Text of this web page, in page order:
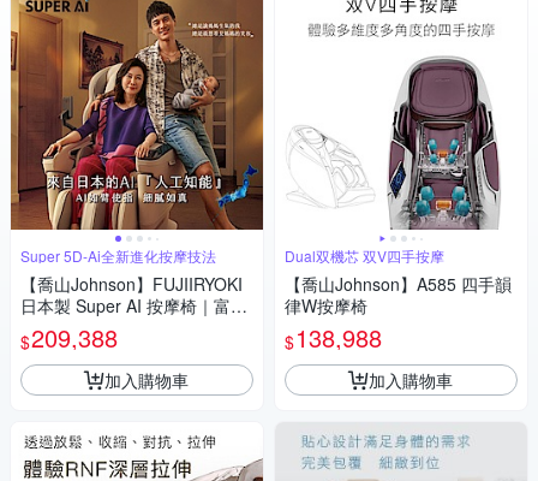
Super 5D-Ai全新進化按摩技法
【喬山Johnson】FUJIIRYOKI
日本製 Super AI 按摩椅｜富士
醫療器 JP-4000 5D-Ai MECHA
Plus
$209,388
加入購物車
Dual双機芯 双V四手按摩
【喬山Johnson】A585 四手韻
律W按摩椅
$138,988
加入購物車